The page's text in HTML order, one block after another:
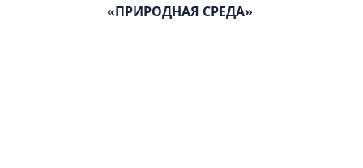
«ПРИРОДНАЯ СРЕДА»